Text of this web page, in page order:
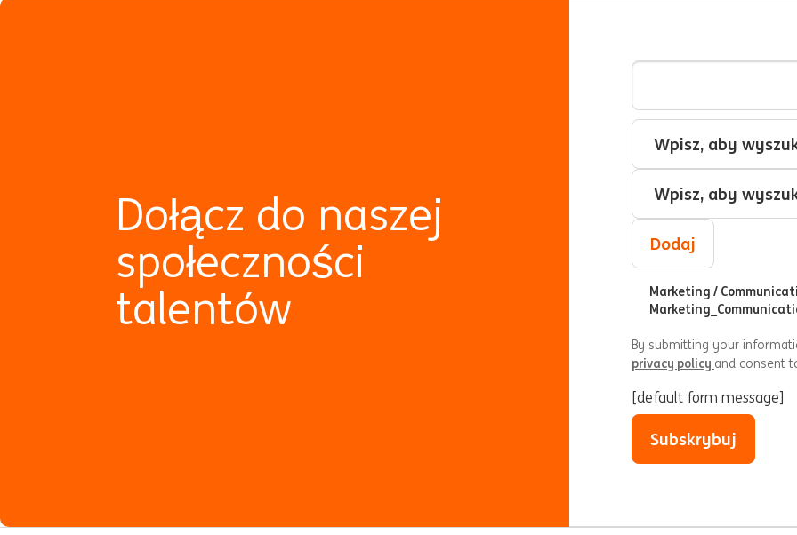
Dołącz do naszej
społeczności
talentów
Adres e-mail
Jestem zainteresowany/-
Kategoria
Lokalizacja
Dodaj
Marketing /
By submitting your
privacy policy and consent
[default form message]
Subskrybuj